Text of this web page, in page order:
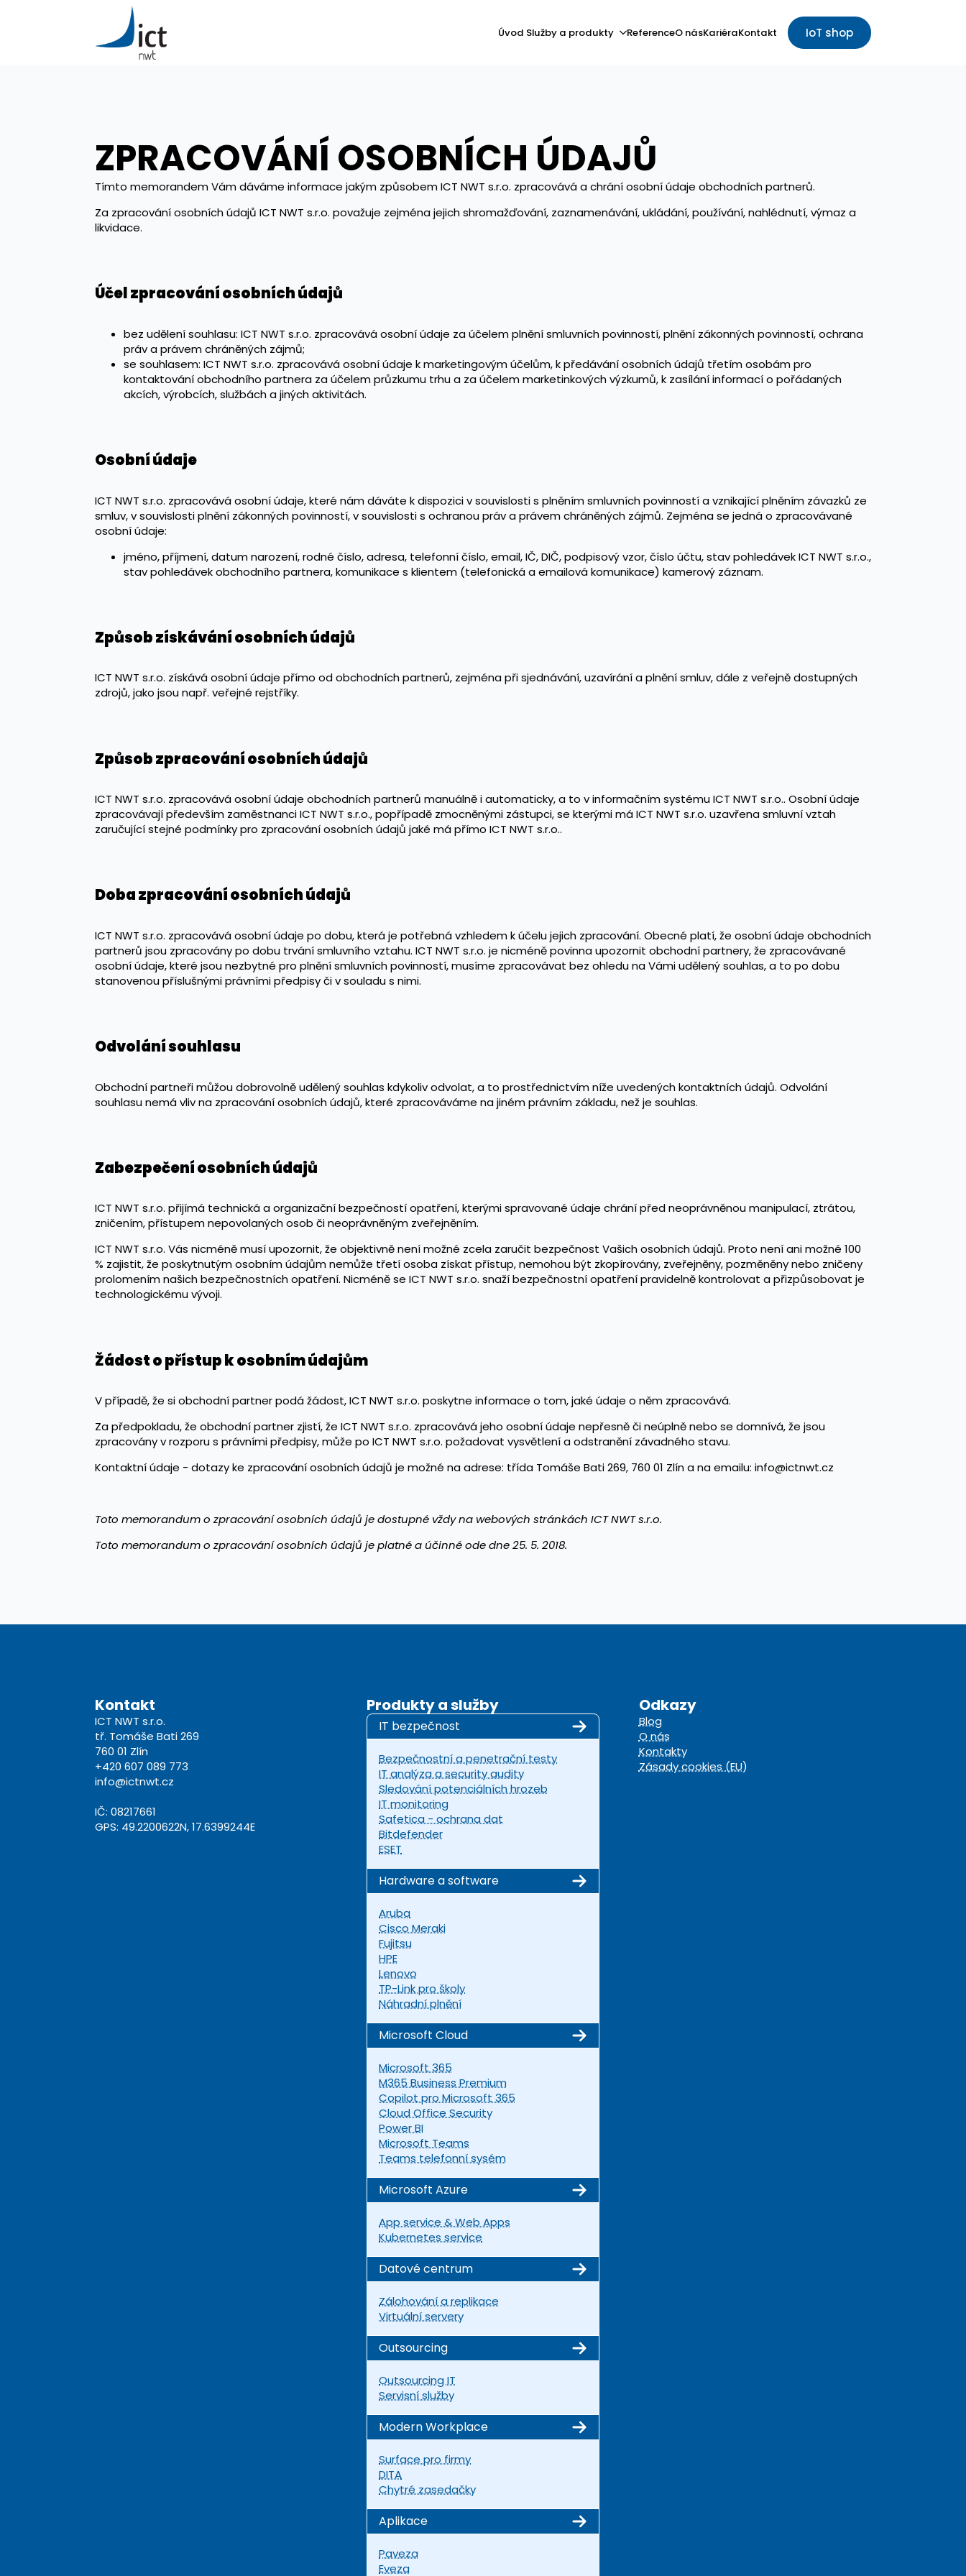
Úvod Služby a produkty ReferenceO násKariéraKontakt IoT shop
ZPRACOVÁNÍ OSOBNÍCH ÚDAJŮ
Tímto memorandem Vám dáváme informace jakým způsobem ICT NWT s.r.o. zpracovává a chrání osobní údaje obchodních partnerů.
Za zpracování osobních údajů ICT NWT s.r.o. považuje zejména jejich shromažďování, zaznamenávání, ukládání, používání, nahlédnutí, výmaz a
likvidace.
Účel zpracování osobních údajů
bez udělení souhlasu: ICT NWT s.r.o. zpracovává osobní údaje za účelem plnění smluvních povinností, plnění zákonných povinností, ochrana
práv a právem chráněných zájmů;
se souhlasem: ICT NWT s.r.o. zpracovává osobní údaje k marketingovým účelům, k předávání osobních údajů třetím osobám pro
kontaktování obchodního partnera za účelem průzkumu trhu a za účelem marketinkových výzkumů, k zasílání informací o pořádaných
akcích, výrobcích, službách a jiných aktivitách.
Osobní údaje
ICT NWT s.r.o. zpracovává osobní údaje, které nám dáváte k dispozici v souvislosti s plněním smluvních povinností a vznikající plněním závazků ze
smluv, v souvislosti plnění zákonných povinností, v souvislosti s ochranou práv a právem chráněných zájmů. Zejména se jedná o zpracovávané
osobní údaje:
jméno, příjmení, datum narození, rodné číslo, adresa, telefonní číslo, email, IČ, DIČ, podpisový vzor, číslo účtu, stav pohledávek ICT NWT s.r.o.,
stav pohledávek obchodního partnera, komunikace s klientem (telefonická a emailová komunikace) kamerový záznam.
Způsob získávání osobních údajů
ICT NWT s.r.o. získává osobní údaje přímo od obchodních partnerů, zejména při sjednávání, uzavírání a plnění smluv, dále z veřejně dostupných
zdrojů, jako jsou např. veřejné rejstříky.
Způsob zpracování osobních údajů
ICT NWT s.r.o. zpracovává osobní údaje obchodních partnerů manuálně i automaticky, a to v informačním systému ICT NWT s.r.o.. Osobní údaje
zpracovávají především zaměstnanci ICT NWT s.r.o., popřípadě zmocněnými zástupci, se kterými má ICT NWT s.r.o. uzavřena smluvní vztah
zaručující stejné podmínky pro zpracování osobních údajů jaké má přímo ICT NWT s.r.o..
Doba zpracování osobních údajů
ICT NWT s.r.o. zpracovává osobní údaje po dobu, která je potřebná vzhledem k účelu jejich zpracování. Obecné platí, že osobní údaje obchodních
partnerů jsou zpracovány po dobu trvání smluvního vztahu. ICT NWT s.r.o. je nicméně povinna upozornit obchodní partnery, že zpracovávané
osobní údaje, které jsou nezbytné pro plnění smluvních povinností, musíme zpracovávat bez ohledu na Vámi udělený souhlas, a to po dobu
stanovenou příslušnými právními předpisy či v souladu s nimi.
Odvolání souhlasu
Obchodní partneři můžou dobrovolně udělený souhlas kdykoliv odvolat, a to prostřednictvím níže uvedených kontaktních údajů. Odvolání
souhlasu nemá vliv na zpracování osobních údajů, které zpracováváme na jiném právním základu, než je souhlas.
Zabezpečení osobních údajů
ICT NWT s.r.o. přijímá technická a organizační bezpečností opatření, kterými spravované údaje chrání před neoprávněnou manipulací, ztrátou,
zničením, přístupem nepovolaných osob či neoprávněným zveřejněním.
ICT NWT s.r.o. Vás nicméně musí upozornit, že objektivně není možné zcela zaručit bezpečnost Vašich osobních údajů. Proto není ani možné 100
% zajistit, že poskytnutým osobním údajům nemůže třetí osoba získat přístup, nemohou být zkopírovány, zveřejněny, pozměněny nebo zničeny
prolomením našich bezpečnostních opatření. Nicméně se ICT NWT s.r.o. snaží bezpečnostní opatření pravidelně kontrolovat a přizpůsobovat je
technologickému vývoji.
Žádost o přístup k osobním údajům
V případě, že si obchodní partner podá žádost, ICT NWT s.r.o. poskytne informace o tom, jaké údaje o něm zpracovává.
Za předpokladu, že obchodní partner zjistí, že ICT NWT s.r.o. zpracovává jeho osobní údaje nepřesně či neúplně nebo se domnívá, že jsou
zpracovány v rozporu s právními předpisy, může po ICT NWT s.r.o. požadovat vysvětlení a odstranění závadného stavu.
Kontaktní údaje - dotazy ke zpracování osobních údajů je možné na adrese: třída Tomáše Bati 269, 760 01 Zlín a na emailu: info@ictnwt.cz
Toto memorandum o zpracování osobních údajů je dostupné vždy na webových stránkách ICT NWT s.r.o.
Toto memorandum o zpracování osobních údajů je platné a účinné ode dne 25. 5. 2018.
Kontakt
ICT NWT s.r.o.
tř. Tomáše Bati 269
760 01 Zlín
+420 607 089 773
info@ictnwt.cz
IČ: 08217661
GPS: 49.2200622N, 17.6399244E
Produkty a služby
IT bezpečnost
Bezpečnostní a penetrační testy
IT analýza a security audity
Sledování potenciálních hrozeb
IT monitoring
Safetica - ochrana dat
Bitdefender
ESET
Hardware a software
Aruba
Cisco Meraki
Fujitsu
HPE
Lenovo
TP-Link pro školy
Náhradní plnění
Microsoft Cloud
Microsoft 365
M365 Business Premium
Copilot pro Microsoft 365
Cloud Office Security
Power BI
Microsoft Teams
Teams telefonní sysém
Microsoft Azure
App service & Web Apps
Kubernetes service
Datové centrum
Zálohování a replikace
Virtuální servery
Outsourcing
Outsourcing IT
Servisní služby
Modern Workplace
Surface pro firmy
DITA
Chytré zasedačky
Aplikace
Paveza
Eveza
Odkazy
Blog
O nás
Kontakty
Zásady cookies (EU)